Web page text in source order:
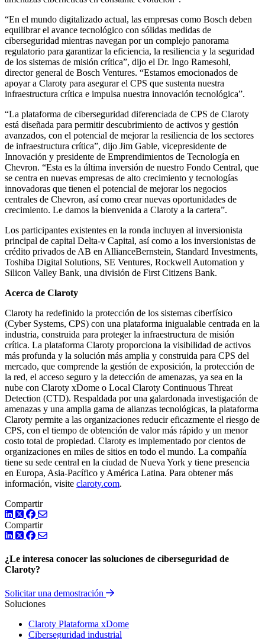
“En el mundo digitalizado actual, las empresas como Bosch deben
equilibrar el avance tecnológico con sólidas medidas de
ciberseguridad mientras navegan por un complejo panorama
regulatorio para garantizar la eficiencia, la resiliencia y la seguridad
de los sistemas de misión crítica”, dijo el Dr. Ingo Ramesohl,
director general de Bosch Ventures. “Estamos emocionados de
apoyar a Claroty para asegurar el CPS que sustenta nuestra
infraestructura crítica e impulsa nuestra innovación tecnológica”.
“La plataforma de ciberseguridad diferenciada de CPS de Claroty
está diseñada para permitir descubrimiento de activos y gestión
avanzados, con el potencial de mejorar la resiliencia de los sectores
de infraestructura crítica”, dijo Jim Gable, vicepresidente de
Innovación y presidente de Emprendimientos de Tecnología en
Chevron. “Esta es la última inversión de nuestro Fondo Central, que
se centra en nuevas empresas de alto crecimiento y tecnologías
innovadoras que tienen el potencial de mejorar los negocios
centrales de Chevron, así como crear nuevas oportunidades de
crecimiento. Le damos la bienvenida a Claroty a la cartera”.
Los participantes existentes en la ronda incluyen al inversionista
principal de capital Delta-v Capital, así como a los inversionistas de
crédito privados de AB en AllianceBernstein, Standard Investments,
Toshiba Digital Solutions, SE Ventures, Rockwell Automation y
Silicon Valley Bank, una división de First Citizens Bank.
Acerca de Claroty
Claroty ha redefinido la protección de los sistemas ciberfísico
(Cyber Systems, CPS) con una plataforma inigualable centrada en la
industria, construida para proteger la infraestructura de misión
crítica. La plataforma Claroty proporciona la visibilidad de activos
más profunda y la solución más amplia y construida para CPS del
mercado, que comprende la gestión de exposición, la protección de
la red, el acceso seguro y la detección de amenazas, ya sea en la
nube con Claroty xDome o Local Claroty Continuous Threat
Detection (CTD). Respaldada por una galardonada investigación de
amenazas y una amplia gama de alianzas tecnológicas, la plataforma
Claroty permite a las organizaciones reducir eficazmente el riesgo de
CPS, con el tiempo de obtención de valor más rápido y un menor
costo total de propiedad. Claroty es implementado por cientos de
organizaciones en miles de sitios en todo el mundo. La compañía
tiene su sede central en la ciudad de Nueva York y tiene presencia
en Europa, Asia-Pacífico y América Latina. Para obtener más
información, visite claroty.com.
Compartir
LinkedIn
TwitterFacebook
Compartir
LinkedIn
TwitterFacebook
¿Le interesa conocer las soluciones de ciberseguridad de
Claroty?
Solicitar una demostración
Soluciones
Claroty Plataforma xDome
Ciberseguridad industrial